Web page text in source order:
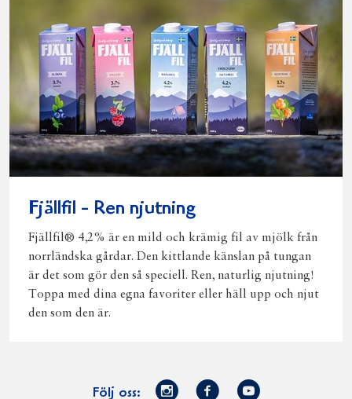
Fjällfil - Ren njutning
Fjällfil® 4,2% är en mild och krämig fil av mjölk från
norrländska gårdar. Den kittlande känslan på tungan
är det som gör den så speciell. Ren, naturlig njutning!
Toppa med dina egna favoriter eller häll upp och njut
den som den är.
Följ oss: Norrmejerier
Facebook
Youtube